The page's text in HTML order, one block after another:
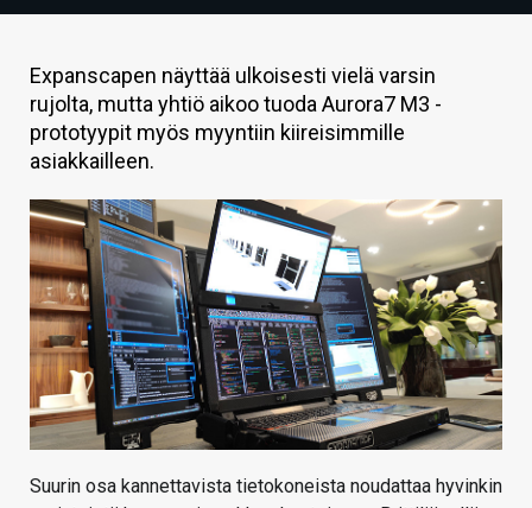
TECHBBS
TIETOA
HINTA.FI
KAUPPA
VAIHDA TEEMA
HAKU
Expanscapen näyttää ulkoisesti vielä varsin
rujolta, mutta yhtiö aikoo tuoda Aurora7 M3 -
prototyypit myös myyntiin kiireisimmille
asiakkailleen.
Suurin osa kannettavista tietokoneista noudattaa hyvinkin